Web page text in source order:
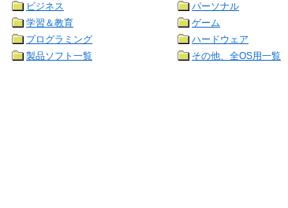
ビジネス
パーソナル
学習＆教育
ゲーム
プログラミング
ハードウェア
製品ソフト一覧 その他、全OS用一覧